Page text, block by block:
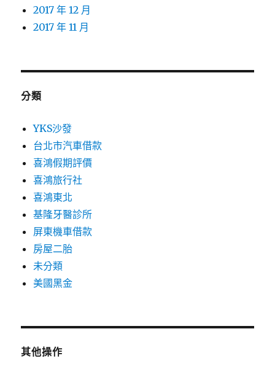
2017 年 12 月
2017 年 11 月
分類
YKS沙發
台北市汽車借款
喜鴻假期評價
喜鴻旅行社
喜鴻東北
基隆牙醫診所
屏東機車借款
房屋二胎
未分類
美國黑金
其他操作